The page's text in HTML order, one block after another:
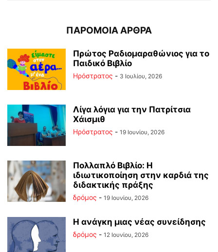
ΠΑΡΟΜΟΙΑ ΑΡΘΡΑ
Πρώτος Ραδιομαραθώνιος για το
Παιδικό Βιβλίο
Ηρόστρατος - 3 Ιουλίου, 2026
Λίγα λόγια για την Πατρίτσια
Χάισμιθ
Ηρόστρατος - 19 Ιουνίου, 2026
Πολλαπλό Βιβλίο: Η
ιδιωτικοποίηση στην καρδιά της
διδακτικής πράξης
δρόμος - 19 Ιουνίου, 2026
Η ανάγκη μιας νέας συνείδησης
δρόμος - 12 Ιουνίου, 2026